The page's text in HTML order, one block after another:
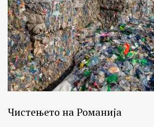
Чистењето на Романија